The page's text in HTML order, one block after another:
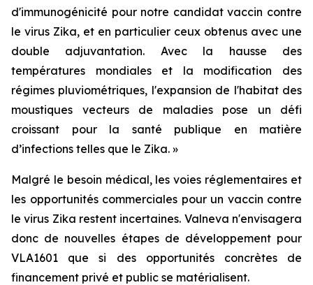
d'immunogénicité pour notre candidat vaccin contre
le virus Zika, et en particulier ceux obtenus avec une
double adjuvantation. Avec la hausse des
températures mondiales et la modification des
régimes pluviométriques, l'expansion de l'habitat des
moustiques vecteurs de maladies pose un défi
croissant pour la santé publique en matière
d’infections telles que le Zika. »
Malgré le besoin médical, les voies réglementaires et
les opportunités commerciales pour un vaccin contre
le virus Zika restent incertaines. Valneva n'envisagera
donc de nouvelles étapes de développement pour
VLA1601 que si des opportunités concrètes de
financement privé et public se matérialisent.